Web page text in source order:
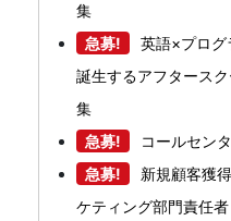
集
急募!
英語×プログ
誕生するアフタース
集
急募!
コールセン
急募!
新規顧客獲
ケティング部門責任者